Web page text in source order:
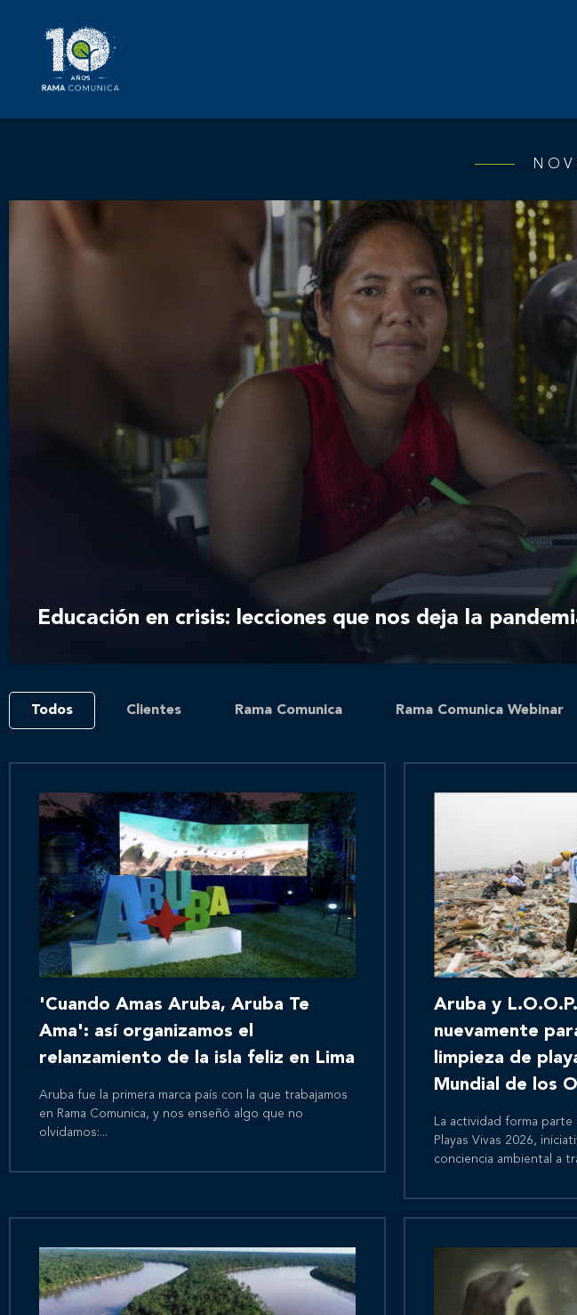
Educación en crisis: lecciones que nos deja la
Todos Clientes Rama Comunica Rama Comunica Webinar
'Cuando Amas Aruba, Aruba Te
Ama': así organizamos el
relanzamiento de la isla feliz en Lima
Aruba fue la primera marca país con la que trabajamos
en Rama Comunica, y nos enseñó algo que no
olvidamos:...
Aruba y
nuevamente
limpieza de
Mundial de los
La actividad forma
Playas Vivas 2026,
conciencia ambiental a